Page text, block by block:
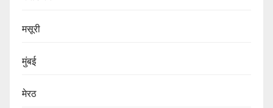
मसूरी
मुंबई
मेरठ